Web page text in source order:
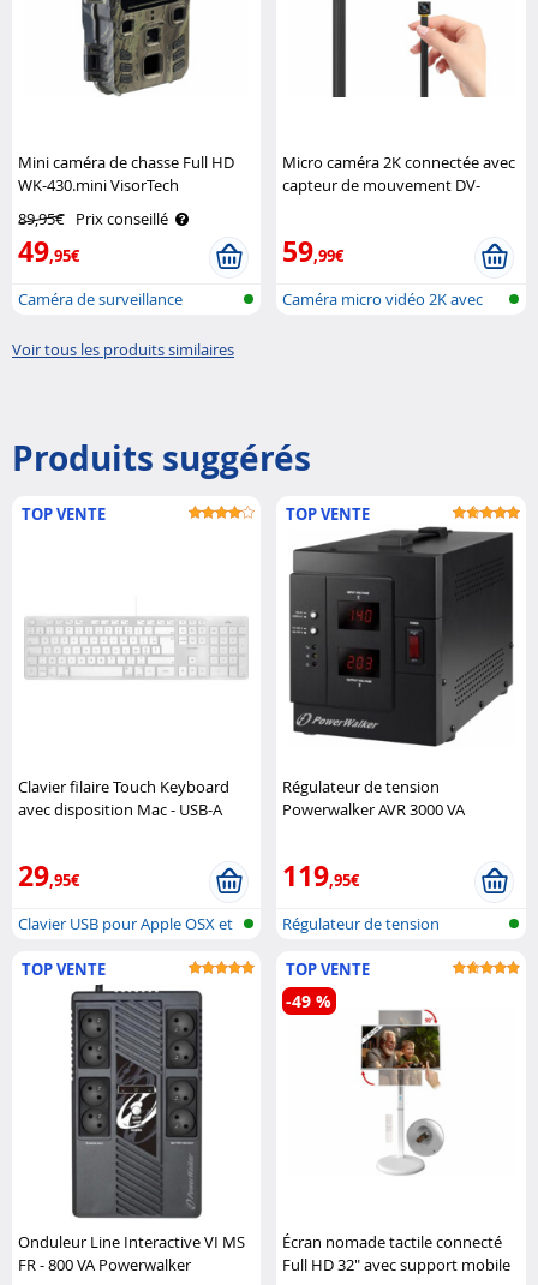
Mini caméra de chasse Full HD
WK-430.mini VisorTech
89,95€ Prix conseillé
49,95€
Caméra de surveillance
Micro caméra 2K connectée avec
capteur de mouvement DV-
59,99€
Caméra micro vidéo 2K avec
Voir tous les produits similaires
Produits suggérés
TOP VENTE
Clavier filaire Touch Keyboard
avec disposition Mac - USB-A
29,95€
Clavier USB pour Apple OSX et
TOP VENTE
Régulateur de tension
Powerwalker AVR 3000 VA
119,95€
Régulateur de tension
TOP VENTE
Onduleur Line Interactive VI MS
FR - 800 VA Powerwalker
TOP VENTE
Écran nomade tactile connecté
Full HD 32" avec support mobile
-49 %